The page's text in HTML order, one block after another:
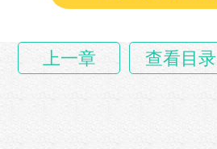
上一章 查看目录